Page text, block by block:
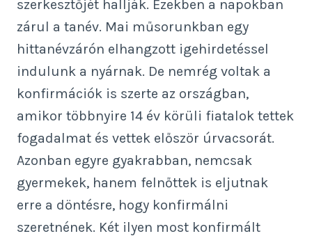
szerkesztőjét hallják. Ezekben a napokban
zárul a tanév. Mai műsorunkban egy
hittanévzárón elhangzott igehirdetéssel
indulunk a nyárnak. De nemrég voltak a
konfirmációk is szerte az országban,
amikor többnyire 14 év körüli fiatalok tettek
fogadalmat és vettek először úrvacsorát.
Azonban egyre gyakrabban, nemcsak
gyermekek, hanem felnőttek is eljutnak
erre a döntésre, hogy konfirmálni
szeretnének. Két ilyen most konfirmált